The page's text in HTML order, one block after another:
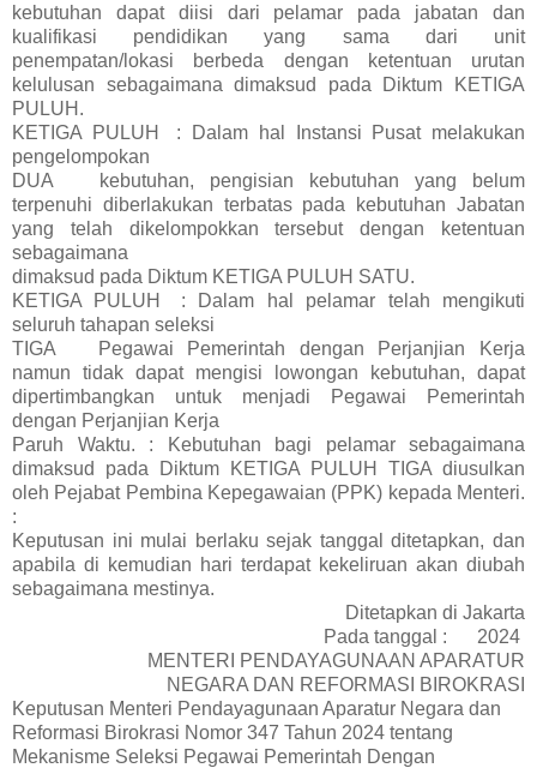
kebutuhan dapat diisi dari pelamar pada jabatan dan
kualifikasi pendidikan yang sama dari unit
penempatan/lokasi berbeda dengan ketentuan urutan
kelulusan sebagaimana dimaksud pada Diktum KETIGA
PULUH.
KETIGA PULUH
: Dalam hal Instansi Pusat melakukan
pengelompokan
DUA
kebutuhan, pengisian kebutuhan yang belum
terpenuhi diberlakukan terbatas pada kebutuhan Jabatan
yang telah dikelompokkan tersebut dengan ketentuan
sebagaimana
dimaksud pada Diktum KETIGA PULUH SATU.
KETIGA PULUH
: Dalam hal pelamar telah mengikuti
seluruh tahapan seleksi
TIGA
Pegawai Pemerintah dengan Perjanjian Kerja
namun tidak dapat mengisi lowongan kebutuhan, dapat
dipertimbangkan untuk menjadi Pegawai Pemerintah
dengan Perjanjian Kerja
Paruh Waktu. : Kebutuhan bagi pelamar sebagaimana
dimaksud pada Diktum KETIGA PULUH TIGA diusulkan
oleh Pejabat Pembina Kepegawaian (PPK) kepada Menteri.
:
Keputusan ini mulai berlaku sejak tanggal ditetapkan, dan
apabila di kemudian hari terdapat kekeliruan akan diubah
sebagaimana mestinya.
Ditetapkan di Jakarta
Pada tanggal :
2024
MENTERI PENDAYAGUNAAN APARATUR
NEGARA DAN REFORMASI BIROKRASI
Keputusan Menteri Pendayagunaan Aparatur Negara dan
Reformasi Birokrasi Nomor 347 Tahun 2024 tentang
Mekanisme Seleksi Pegawai Pemerintah Dengan